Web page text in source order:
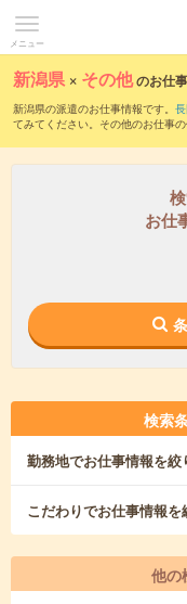
メニュー
新潟県 × その他のお仕
新潟県の派遣のお仕事情報です。
てみてください。その他のお仕事の
けます。
お仕
検索
勤務地でお仕事情報を絞
こだわりでお仕事情報を
他の